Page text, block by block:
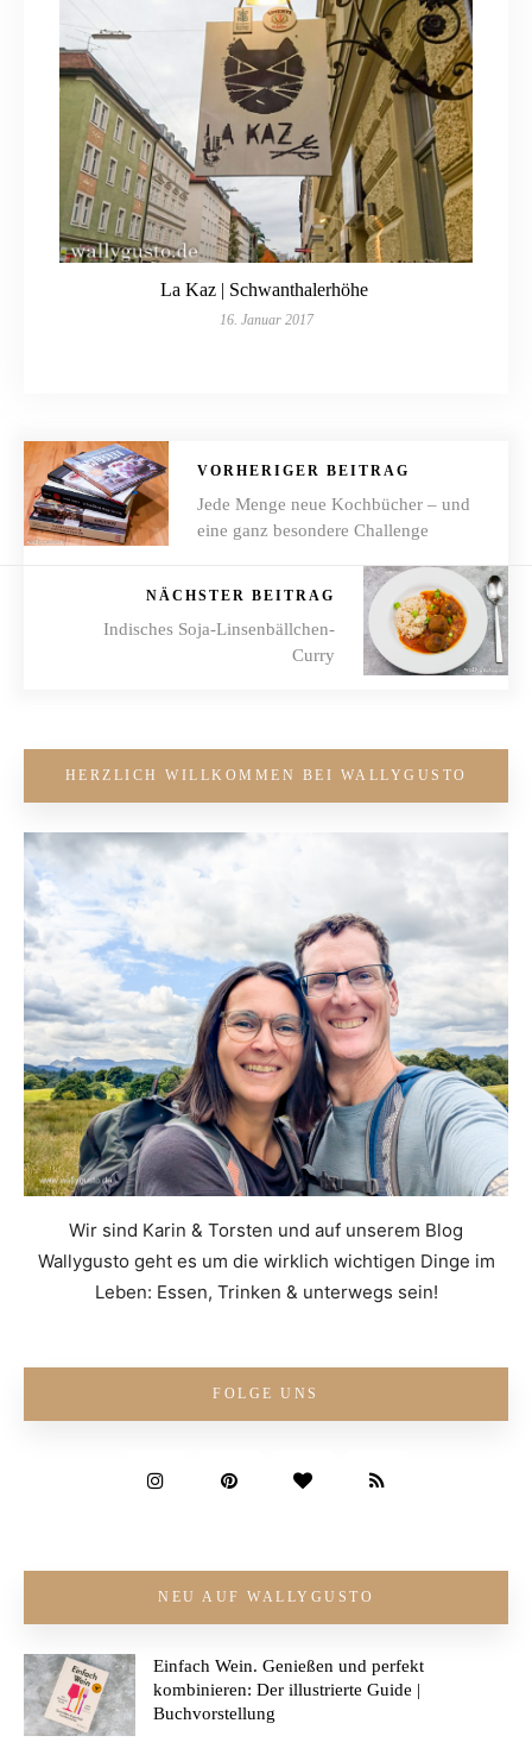
La Kaz | Schwanthalerhöhe
16. Januar 2017
VORHERIGER BEITRAG
Jede Menge neue Kochbücher – und
eine ganz besondere Challenge
NÄCHSTER BEITRAG
Indisches Soja-Linsenbällchen-
Curry
HERZLICH WILLKOMMEN BEI WALLYGUSTO
Wir sind Karin & Torsten und auf unserem Blog
Wallygusto geht es um die wirklich wichtigen Dinge im
Leben: Essen, Trinken & unterwegs sein!
FOLGE UNS
NEU AUF WALLYGUSTO
Einfach Wein. Genießen und perfekt
kombinieren: Der illustrierte Guide |
Buchvorstellung